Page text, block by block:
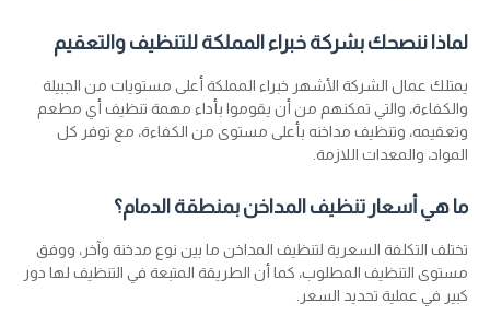
لماذا ننصحك بشركة خبراء المملكة للتنظيف والتعقيم
يمتلك عمال الشركة الأشهر خبراء المملكة أعلى مستويات من الجبيلة
والكفاءة، والتي تمكنهم من أن يقوموا بأداء مهمة تنظيف أي مطعم
وتعقيمه، وتنظيف مداخنه بأعلى مستوى من الكفاءة، مع توفر كل
المواد، والمعدات اللازمة.
ما هي أسعار تنظيف المداخن بمنطقة الدمام؟
تختلف التكلفة السعرية لتنظيف المداخن ما بين نوع مدخنة وآخر، ووفق
مستوى التنظيف المطلوب، كما أن الطريقة المتبعة في التنظيف لها دور
كبير في عملية تحديد السعر.